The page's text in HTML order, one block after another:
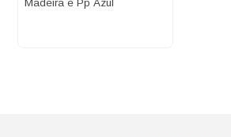
Madeira e Pp Azul